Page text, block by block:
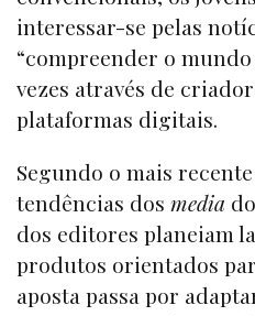
interessar-se pelas
“compreender o
vezes através de
plataformas digitais.
Segundo o mais
tendências dos media
dos editores planeiam
produtos orientados
aposta passa por